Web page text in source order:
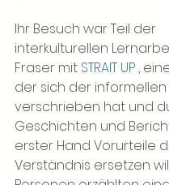
Ihr Besuch war Teil der
interkulturellen
Fraser mit STRAIT UP ,
der sich der informellen
verschrieben hat und
Geschichten und
erster Hand Vorurteile
Verständnis ersetzen